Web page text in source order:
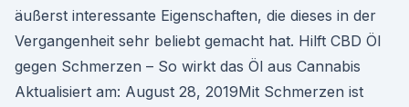
äußerst interessante Eigenschaften, die dieses in der
Vergangenheit sehr beliebt gemacht hat. Hilft CBD Öl
gegen Schmerzen – So wirkt das Öl aus Cannabis
Aktualisiert am: August 28, 2019Mit Schmerzen ist